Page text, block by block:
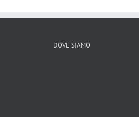
DOVE SIAMO